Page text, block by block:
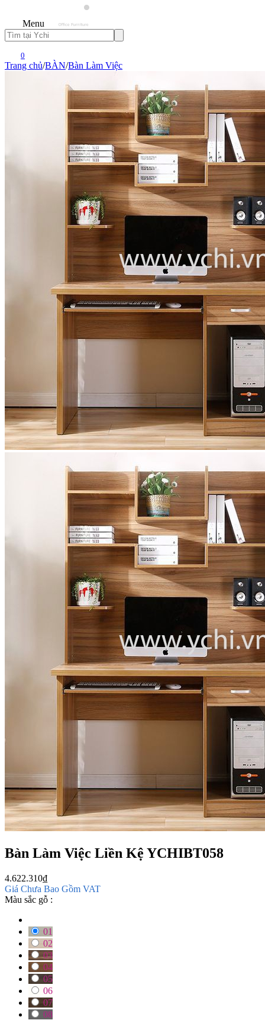
Menu
0
Trang chủ/BÀN/Bàn Làm Việc
Bàn Làm Việc Liền Kệ YCHIBT058
4.622.310₫
Giá Chưa Bao Gồm VAT
Màu sắc gỗ :
01
02
03
04
05
06
07
08